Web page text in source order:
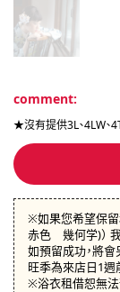
comment:
★沒有提供3L、4LW、
※如果您希望保留
赤色 幾何学)）
如預留成功，將
旺季為來店日1週
※浴衣租借恕無法